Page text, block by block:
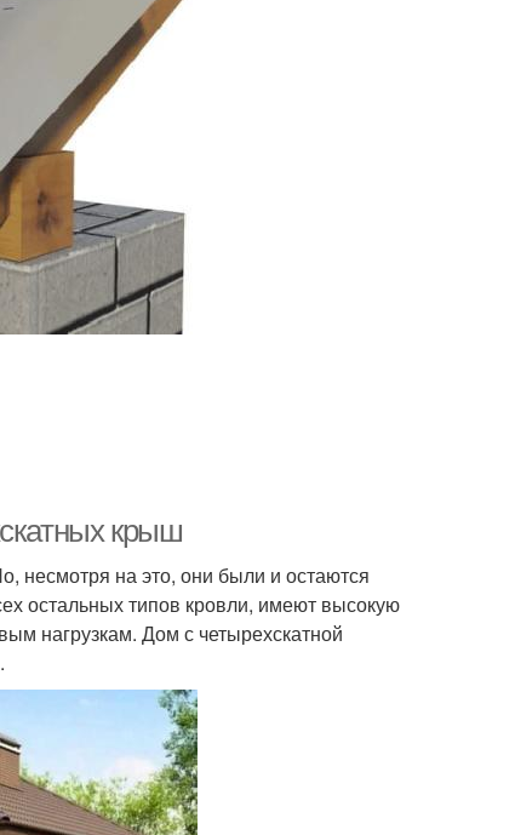
крыш
несмотря на это, они были и остаются
остальных типов кровли, имеют высокую
нагрузкам. Дом с четырехскатной